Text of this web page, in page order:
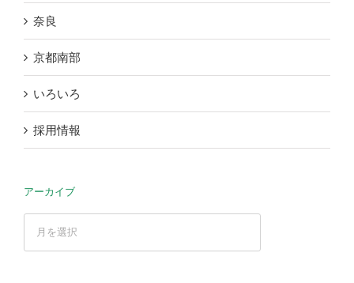
奈良
京都南部
いろいろ
採用情報
アーカイブ